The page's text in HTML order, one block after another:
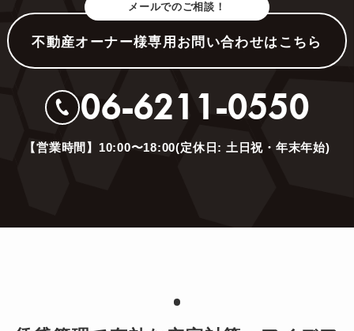
メールでのご相談！
不動産オーナー様専用お問い合わせはこちら
06-6211-0550
【営業時間】10:00〜18:00(定休日: 土日祝・年末年始)